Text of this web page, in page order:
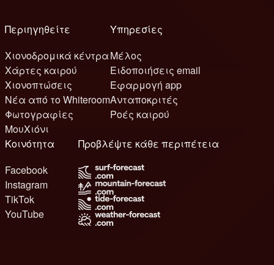
Περιηγηθείτε
Χιονοδρομικά κέντρα
Χάρτες καιρού
Χιονοπτώσεις
Νέα από το Whiteroom
Φωτογραφίες
ΜουΧιόνι
Υπηρεσίες
Μέλος
Ειδοποιήσεις email
Εφαρμογή app
Ανταποκριτές
Ροές καιρού
Κοινότητα
Facebook
Instagram
TikTok
YouTube
Προβλέψτε κάθε περιπέτεια